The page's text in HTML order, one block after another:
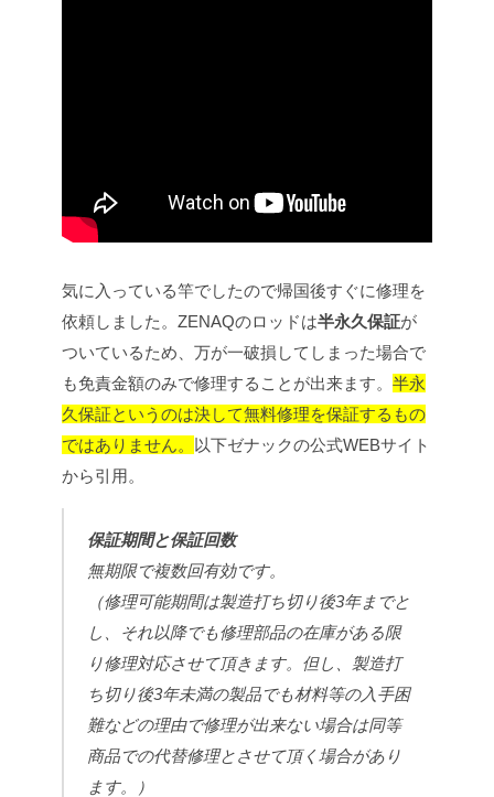
気に入っている竿でしたので帰国後すぐに修理を
依頼しました。ZENAQのロッドは半永久保証が
ついているため、万が一破損してしまった場合で
も免責金額のみで修理することが出来ます。 半永
久保証というのは決して無料修理を保証するもの
ではありません。
以下ゼナックの公式WEBサイト
から引用。
保証期間と保証回数
無期限で複数回有効です。
（修理可能期間は製造打ち切り後3年までと
し、それ以降でも修理部品の在庫がある限
り修理対応させて頂きます。但し、製造打
ち切り後3年未満の製品でも材料等の入手困
難などの理由で修理が出来ない場合は同等
商品での代替修理とさせて頂く場合があり
ます。）